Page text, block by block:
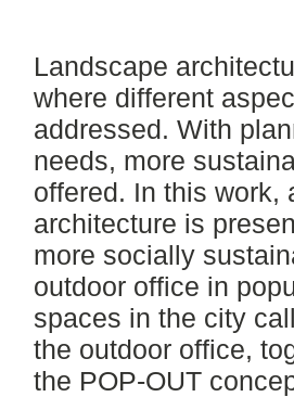
Landscape
where different
addressed. With
needs, more
offered. In this work,
architecture is
more socially
outdoor office in
spaces in the city
the outdoor office,
the POP-OUT